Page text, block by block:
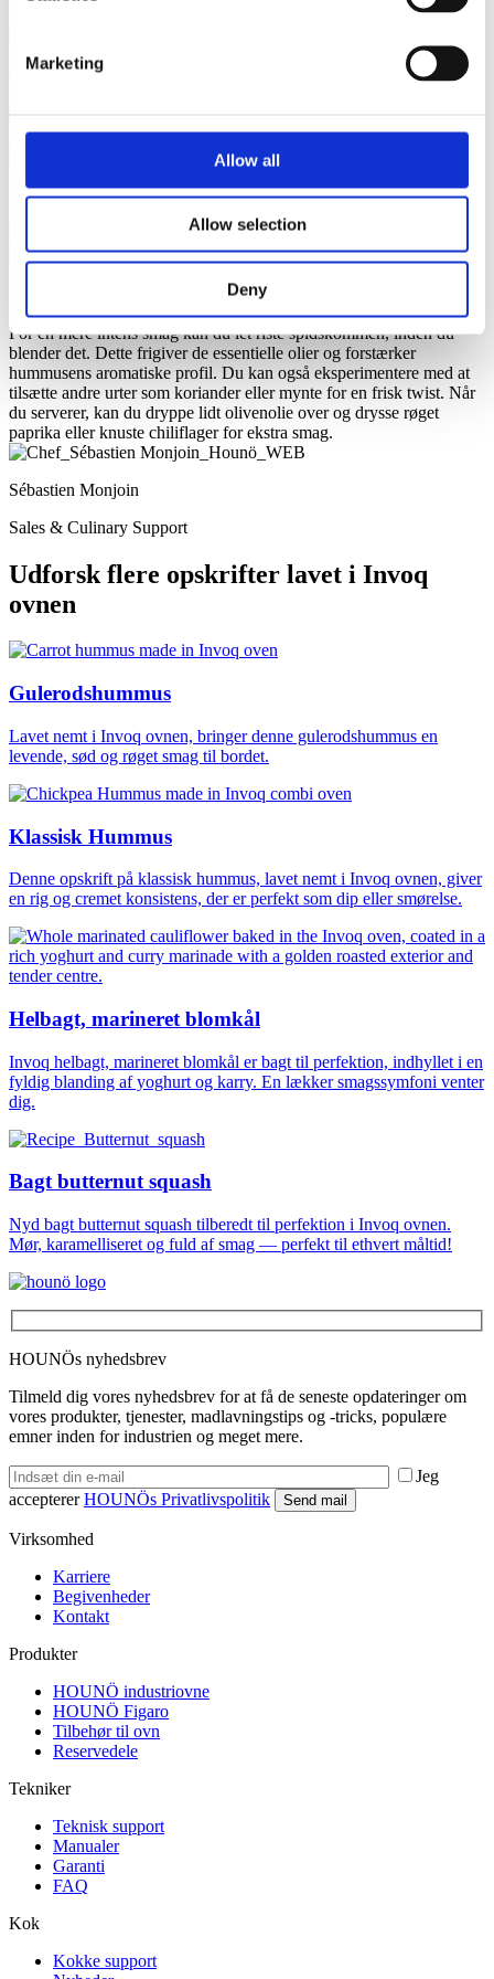
Marketing
Allow all
Allow selection
Deny
Tilberedningstrin i Invoq
100°C – 50% blæserhastighed – 20-30 minutter
Anbefalet kantine
Imperial® kantine 60 mm
For en mere intens smag kan du let riste spidskommen, inden du
blender det. Dette frigiver de essentielle olier og forstærker
hummusens aromatiske profil. Du kan også eksperimentere med at
tilsætte andre urter som koriander eller mynte for en frisk twist. Når
du serverer, kan du dryppe lidt olivenolie over og drysse røget
paprika eller knuste chiliflager for ekstra smag.
Sébastien Monjoin
Sales & Culinary Support
Udforsk flere opskrifter lavet i Invoq
ovnen
Gulerodshummus
Lavet nemt i Invoq ovnen, bringer denne gulerodshummus en
levende, sød og røget smag til bordet.
Klassisk Hummus
Denne opskrift på klassisk hummus, lavet nemt i Invoq ovnen, giver
en rig og cremet konsistens, der er perfekt som dip eller smørelse.
Helbagt, marineret blomkål
Invoq helbagt, marineret blomkål er bagt til perfektion, indhyllet i en
fyldig blanding af yoghurt og karry. En lækker smagssymfoni venter
dig.
Bagt butternut squash
Nyd bagt butternut squash tilberedt til perfektion i Invoq ovnen.
Mør, karamelliseret og fuld af smag — perfekt til ethvert måltid!
HOUNÖs nyhedsbrev
Tilmeld dig vores nyhedsbrev for at få de seneste opdateringer om
vores produkter, tjenester, madlavningstips og -tricks, populære
emner inden for industrien og meget mere.
Jeg
acceptererHOUNÖs Privatlivspolitik
Virksomhed
Karriere
Begivenheder
Kontakt
Produkter
HOUNÖ industriovne
HOUNÖ Figaro
Tilbehør til ovn
Reservedele
Tekniker
Teknisk support
Manualer
Garanti
FAQ
Kok
Kokke support